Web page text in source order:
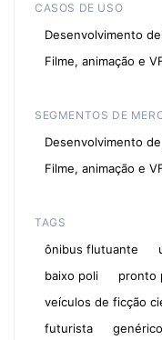
CASOS DE USO
Desenvolvimento
Filme, animação e
SEGMENTOS DE
Desenvolvimento
Filme, animação e
TAGS
ônibus flutuante
baixo poli
pronto
veículos de ficção
futurista
genérico